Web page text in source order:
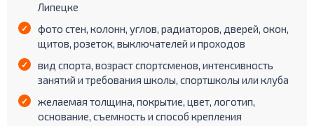
Липецке
фото стен, колонн, углов, радиаторов, дверей, окон,
щитов, розеток, выключателей и проходов
вид спорта, возраст спортсменов, интенсивность
занятий и требования школы, спортшколы или клуба
желаемая толщина, покрытие, цвет, логотип,
основание, съемность и способ крепления